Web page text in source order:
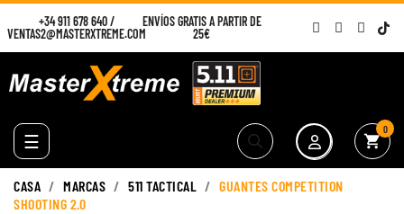
+34 911 678 640/
VENTAS2@MASTERXTREME.COM
ENVÍOS GRATIS A PARTIR DE
25€
Navegación
de
palanca
☰ shopping_cart
0
CASA MARCAS 511 TACTICAL
GUANTES COMPETITION
SHOOTING 2.0